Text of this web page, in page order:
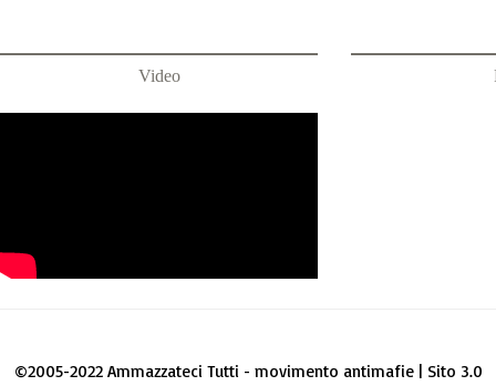
Video
©2005-2022 Ammazzateci Tutti - movimento antimafie | Sito 3.0